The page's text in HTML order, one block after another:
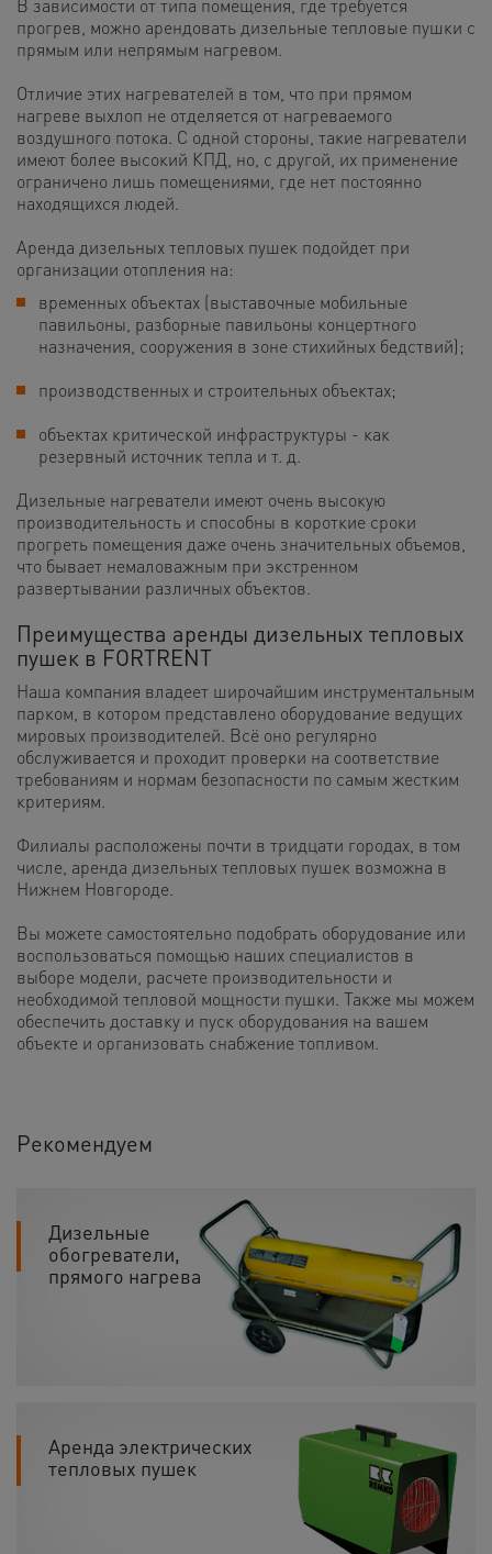
В зависимости от типа помещения, где требуется
прогрев, можно арендовать дизельные тепловые пушки с
прямым или непрямым нагревом.
Отличие этих нагревателей в том, что при прямом
нагреве выхлоп не отделяется от нагреваемого
воздушного потока. С одной стороны, такие нагреватели
имеют более высокий КПД, но, с другой, их применение
ограничено лишь помещениями, где нет постоянно
находящихся людей.
Аренда дизельных тепловых пушек подойдет при
организации отопления на:
временных объектах (выставочные мобильные
павильоны, разборные павильоны концертного
назначения, сооружения в зоне стихийных бедствий);
производственных и строительных объектах;
объектах критической инфраструктуры - как
резервный источник тепла и т. д.
Дизельные нагреватели имеют очень высокую
производительность и способны в короткие сроки
прогреть помещения даже очень значительных объемов,
что бывает немаловажным при экстренном
развертывании различных объектов.
Преимущества аренды дизельных тепловых
пушек в FORTRENT
Наша компания владеет широчайшим инструментальным
парком, в котором представлено оборудование ведущих
мировых производителей. Всё оно регулярно
обслуживается и проходит проверки на соответствие
требованиям и нормам безопасности по самым жестким
критериям.
Филиалы расположены почти в тридцати городах, в том
числе, аренда дизельных тепловых пушек возможна в
Нижнем Новгороде.
Вы можете самостоятельно подобрать оборудование или
воспользоваться помощью наших специалистов в
выборе модели, расчете производительности и
необходимой тепловой мощности пушки. Также мы можем
обеспечить доставку и пуск оборудования на вашем
объекте и организовать снабжение топливом.
Рекомендуем
Дизельные
обогреватели,
прямого нагрева
Аренда электрических
тепловых пушек